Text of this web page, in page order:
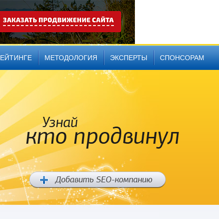
МЕТОДОЛОГИЯ ЭКСПЕРТЫ СПОНСОРАМ